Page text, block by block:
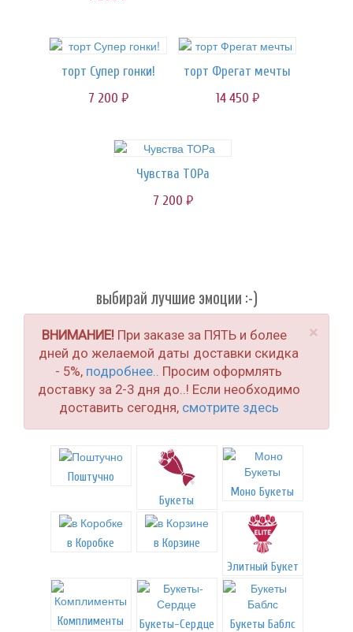
торт Супер гонки!
7 200 руб.
торт Фрегат мечты
14 450 руб.
Чувства ТОРа
7 200 руб.
выбирай лучшие эмоции :-)
×
ВНИМАНИЕ! При заказе за ПЯТЬ и более
дней до желаемой даты доставки скидка
- 5%, подробнее..
Просим оформлять
доставку за 2-3 дня до..! Если необходимо
доставить сегодня, смотрите здесь
Поштучно
Букеты
Моно Букеты
в Коробке
в Корзине
Элитный Букет
Комплименты Букеты-Сердце Букеты Баблс